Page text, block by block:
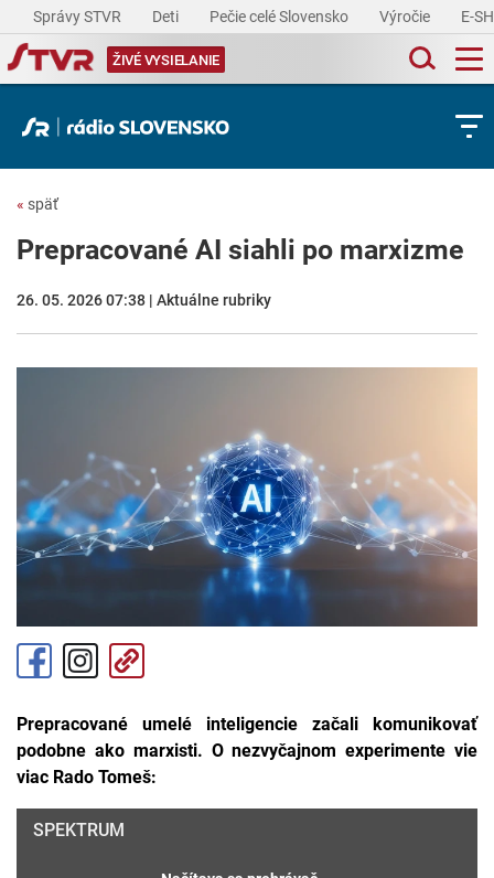
Správy STVR Deti Pečie celé Slovensko Výročie E-
ŽIVÉ VYSIELANIE
« späť
Prepracované AI siahli po marxizme
26. 05. 2026 07:38 | Aktuálne rubriky
Prepracované umelé inteligencie začali komunikovať
podobne ako marxisti. O nezvyčajnom experimente vie
viac Rado Tomeš:
SPEKTRUM